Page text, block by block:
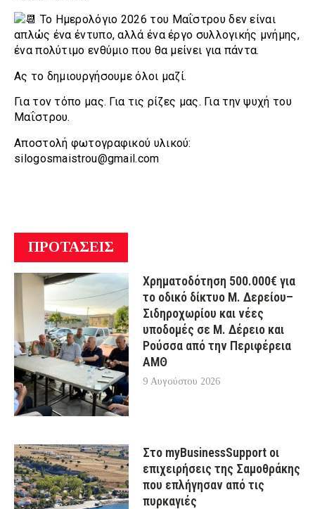
Το Ημερολόγιο 2026 του Μαΐστρου δεν είναι
απλώς ένα έντυπο, αλλά ένα έργο συλλογικής μνήμης,
ένα πολύτιμο ενθύμιο που θα μείνει για πάντα.
Ας το δημιουργήσουμε όλοι μαζί.
Για τον τόπο μας. Για τις ρίζες μας. Για την ψυχή του
Μαΐστρου.
Αποστολή φωτογραφικού υλικού:
silogosmaistrou@gmail.com
ΠΡΟΤΑΣΕΙΣ
Χρηματοδότηση 500.000€ για
το οδικό δίκτυο Μ. Δερείου–
Σιδηροχωρίου και νέες
υποδομές σε Μ. Δέρειο και
Ρούσσα από την Περιφέρεια
ΑΜΘ
9 Αυγούστου 2026
Στο myBusinessSupport οι
επιχειρήσεις της Σαμοθράκης
που επλήγησαν από τις
πυρκαγιές